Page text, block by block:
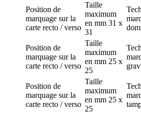
Position de
marquage sur la
carte recto / verso
Taille
maximum
en mm 31 x
31
Position de
marquage sur la
carte recto / verso
Taille
maximum
en mm 25 x
25
Position de
marquage sur la
carte recto / verso
Taille
maximum
en mm 25 x
25